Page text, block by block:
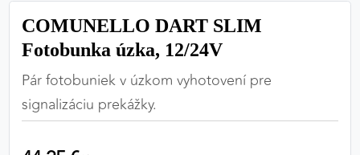
COMUNELLO DART SLIM
Fotobunka úzka, 12/24V
Pár fotobuniek v úzkom vyhotovení pre
signalizáciu prekážky.
webovej stránky a bez nich by nebolo možné
Nevyhnutné cookies
PREFERENČNÉ COOKIES